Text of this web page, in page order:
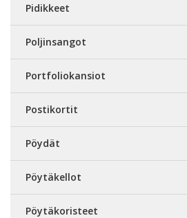
Pidikkeet
Poljinsangot
Portfoliokansiot
Postikortit
Pöydät
Pöytäkellot
Pöytäkoristeet